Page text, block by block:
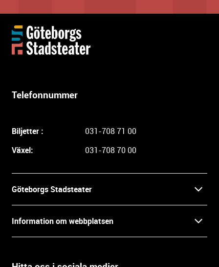
Telefonnummer
Biljetter :
031-708 71 00
Växel:
031-708 70 00
Göteborgs Stadsteater
Press
Information om webbplatsen